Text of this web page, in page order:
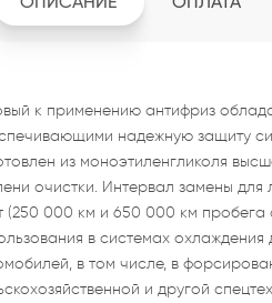
к применению антифриз
надежную защиту
из моноэтиленгликоля
очистки. Интервал замены для
(250 000 км и 650 000 км
в системах охлаждения
в том числе, в
и другой